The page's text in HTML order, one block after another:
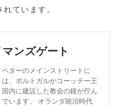
ています。